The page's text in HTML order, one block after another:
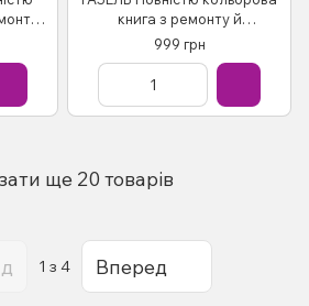
і
+
книга з ремонту й
експлуатації в фото +
електросхеми до 2009
видавництво За Рулем
999 грн
ще 20 товарів
1 з 4 Вперед